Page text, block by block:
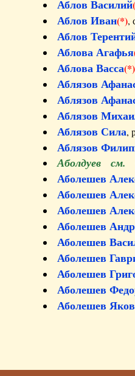
Аблов Василий
Аблов Иван(*),
Аблов
Аблова Агафья
Аблова Васса(*)
Аблязов
Аблязов
Аблязов
Аблязов Сила,
Аблязов
Аболдуев см.
Аболешев
Аболешев
Аболешев
Аболешев
Аболешев
Аболешев
Аболешев
Аболешев
Аболешев Яков